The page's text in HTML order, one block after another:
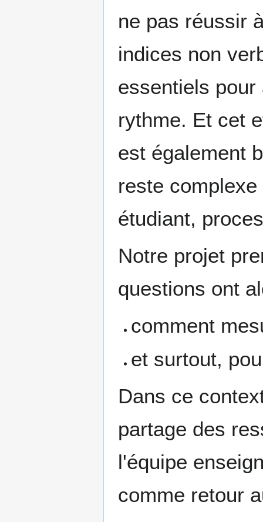
ne pas réussir
indices non
essentiels
rythme. Et cet
est également
reste
étudiant,
Notre projet
questions ont
comment
et surtout,
Dans ce
partage des
l'équipe
comme retour